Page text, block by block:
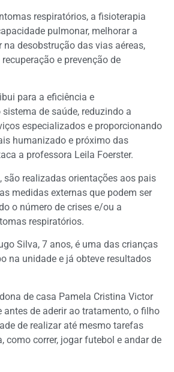
respiratórios, a fisioterapia
pulmonar, melhorar a
desobstrução das vias aéreas,
e prevenção de
para a eficiência e
de saúde, reduzindo a
especializados e proporcionando
humanizado e próximo das
a professora Leila Foerster.
são realizadas orientações aos pais
medidas externas que podem ser
o número de crises e/ou a
respiratórios.
Silva, 7 anos, é uma das crianças
na unidade e já obteve resultados
de casa Pamela Cristina Victor
antes de aderir ao tratamento, o filho
de realizar até mesmo tarefas
como correr, jogar futebol e andar de